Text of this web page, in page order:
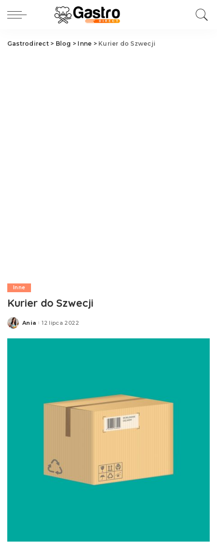
Gastrodirect> Blog > Inne > Kurier do Szwecji
Inne
Kurier do Szwecji
Posted
Ania 12 lipca 2022